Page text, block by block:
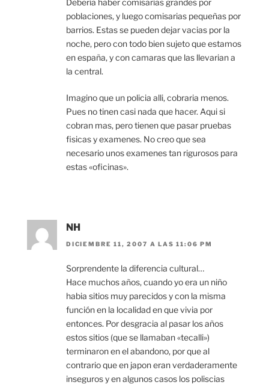
poblaciones, y luego comisarias pequeñas por
barrios. Estas se pueden dejar vacias por la
noche, pero con todo bien sujeto que estamos
en españa, y con camaras que las llevarian a
la central.
Imagino que un policia alli, cobraria menos.
Pues no tinen casi nada que hacer. Aqui si
cobran mas, pero tienen que pasar pruebas
fisicas y examenes. No creo que sea
necesario unos examenes tan rigurosos para
estas «oficinas».
NH
DICIEMBRE 11, 2007 A LAS 11:06 PM
Sorprendente la diferencia cultural…
Hace muchos años, cuando yo era un niño
habia sitios muy parecidos y con la misma
función en la localidad en que vivia por
entonces. Por desgracia al pasar los años
estos sitios (que se llamaban «tecalli»)
terminaron en el abandono, por que al
contrario que en japon eran verdaderamente
inseguros y en algunos casos los poliscias